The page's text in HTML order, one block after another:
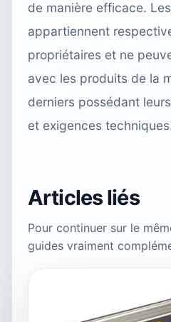
de manière efficace.
appartiennent
propriétaires et ne
avec les produits de la
derniers possédant
et exigences
Articles liés
Pour continuer sur le
guides vraiment